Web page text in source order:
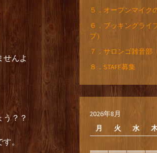
せんよ
？？
。
５．オープンマイク
６．ブッキングライ
ブ）
７．サロンゴ雑音部
８．STAFF募集
2026年8月
月
火 水